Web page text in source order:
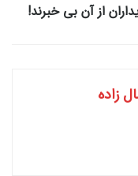
از آن بی خبرند!
زاده